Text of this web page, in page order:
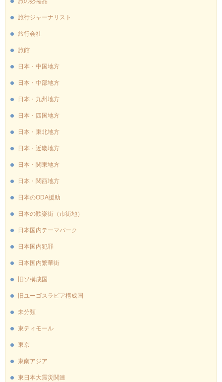
旅行ジャーナリスト
旅行会社
旅館
日本・中国地方
日本・中部地方
日本・九州地方
日本・四国地方
日本・東北地方
日本・近畿地方
日本・関東地方
日本・関西地方
日本のODA援助
日本の歓楽街（市街地）
日本国内テーマパーク
日本国内犯罪
日本国内繁華街
旧ソ構成国
旧ユーゴスラビア構成国
未分類
東ティモール
東京
東南アジア
東日本大震災関連